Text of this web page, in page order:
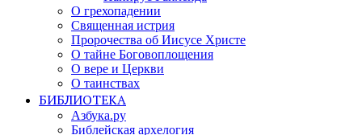
О грехопадении
Священная истрия
Пророчества об Иисусе Христе
О тайне Боговоплощения
О вере и Церкви
О таинствах
БИБЛИОТЕКА
Азбука.ру
Библейская архелогия